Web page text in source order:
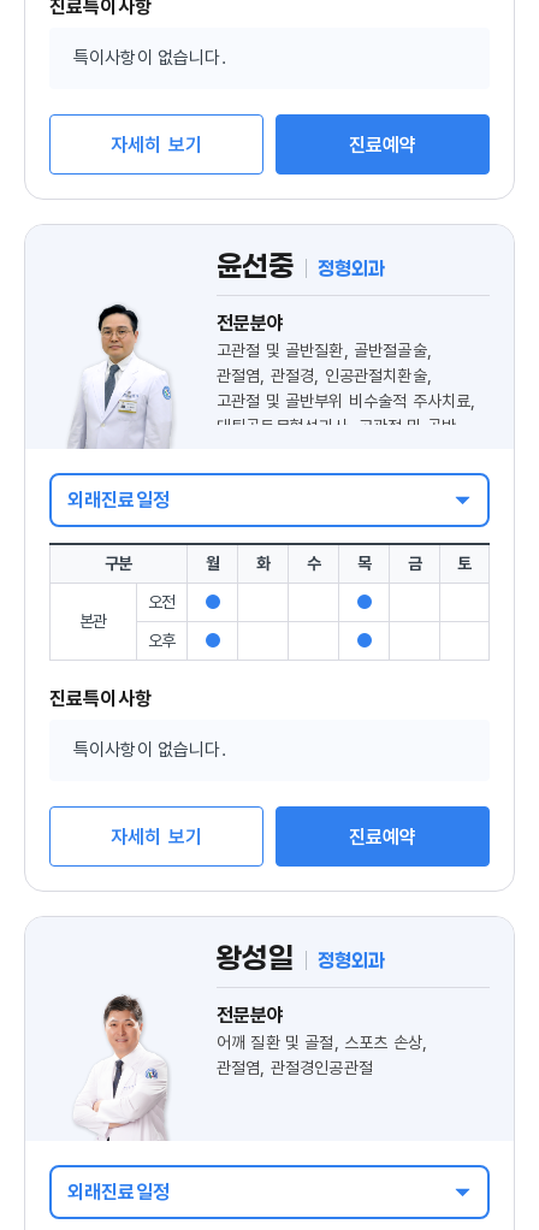
진료특이사항
특이사항이 없습니다.
자세히 보기 진료예약
윤선중 정형외과
전문분야
고관절 및 골반질환, 골반절골술,
관절염, 관절경, 인공관절치환술,
고관절 및 골반부위 비수술적 주사치료,
대퇴골두무혈성괴사, 고관절 및 골반
외래진료일정
구분 월 화 수 목 금 토
본관
오전
진
료
가
진
료
가
오후
진
진
진료특이사항
특이사항이 없습니다.
자세히 보기 진료예약
왕성일 정형외과
전문분야
어깨 질환 및 골절, 스포츠 손상,
관절염, 관절경인공관절
외래진료일정